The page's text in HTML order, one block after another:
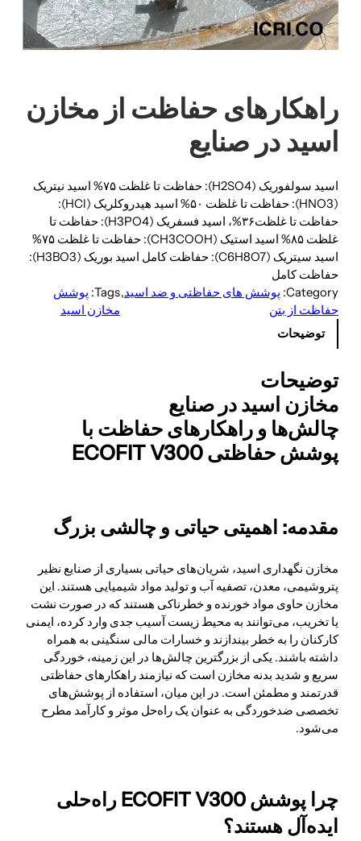
راهکارهای حفاظت از مخازن
اسید در صنایع
اسید سولفوریک (H2​SO4​): حفاظت تا غلظت ۷۵% اسید نیتریک
(HNO3​): حفاظت تا غلظت ۵۰% اسید هیدروکلریک (HCl):
حفاظت تا غلظت‌۳۶%، اسید فسفریک (H3​PO4​): حفاظت تا
غلظت‌ ۸۵% اسید استیک (CH3​COOH): حفاظت تا غلظت ۷۵%
اسید سیتریک (C6​H8​O7​): حفاظت کامل اسید بوریک (H3​BO3​):
حفاظت کامل
Category: پوشش های حفاظتی و ضد اسید,
حفاظت از بتن
Tags: پوشش
مخازن اسید
توضیحات
توضیحات
مخازن اسید در صنایع
چالش‌ها و راهکارهای حفاظت با
پوشش حفاظتی ECOFIT V300
مقدمه: اهمیتی حیاتی و چالشی بزرگ
مخازن نگهداری اسید، شریان‌های حیاتی بسیاری از صنایع نظیر
پتروشیمی، معدن، تصفیه آب و تولید مواد شیمیایی هستند. این
مخازن حاوی مواد خورنده و خطرناکی هستند که در صورت نشت
یا تخریب، می‌توانند به محیط زیست آسیب جدی وارد کرده، ایمنی
کارکنان را به خطر بیندازند و خسارات مالی سنگینی به همراه
داشته باشند. یکی از بزرگترین چالش‌ها در این زمینه، خوردگی
سریع و شدید بدنه مخازن است که نیازمند راهکارهای حفاظتی
قدرتمند و مطمئن است. در این میان، استفاده از پوشش‌های
تخصصی ضدخوردگی به عنوان یک راه‌حل موثر و کارآمد مطرح
می‌شود.
چرا پوشش ECOFIT V300 راه‌حلی
ایده‌آل هستند؟